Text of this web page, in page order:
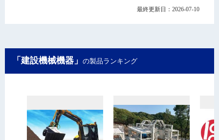
最終更新日：2026-07-10
「建設機械機器」 の製品ランキング